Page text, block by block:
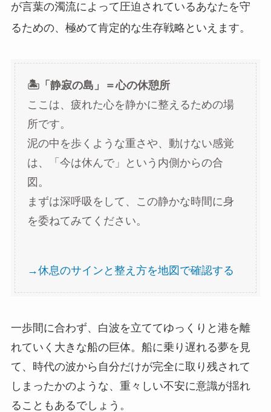
が言葉の濁流によって圧迫されているあなたを守
るための、極めて肯定的な生存戦略といえます。
🏝️「静寂の島」＝心の休憩所
ここは、疲れた心を静かに整えるための場
所です。
泥の中を歩くような重さや、動けない感覚
は、「今は休んで」という内側からの合
図。
まずは深呼吸をして、この静かな時間に身
を委ねてみてください。
→休息のサインと整え方を地図で確認する
一歩間に合わず、白波を立ててゆっくりと港を離
れていく大きな船の巨体。船に乗り遅れる夢を見
て、時代の波から自分だけが完全に取り残されて
しまったかのような、重々しい不安に意識が揺れ
ることもあるでしょう。